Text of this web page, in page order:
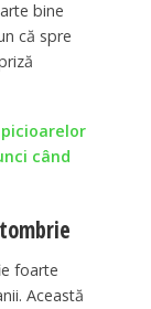
bine
că spre
când
foarte
Această